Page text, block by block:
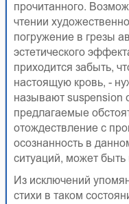
прочитанного.
чтении
погружение в грезы
эстетического
приходится забыть,
настоящую кровь, -
называют suspension
предлагаемые
отождествление с
осознанность в
ситуаций, может
Из исключений
стихи в таком